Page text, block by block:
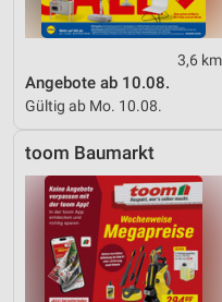
3,6 km
Angebote ab 10.08.
Gültig ab Mo. 10.08.
toom Baumarkt